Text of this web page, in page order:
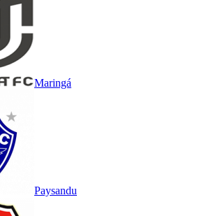
Maringá
Paysandu